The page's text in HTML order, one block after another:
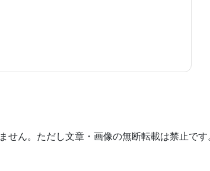
ん。ただし文章・画像の無断転載は禁止です。